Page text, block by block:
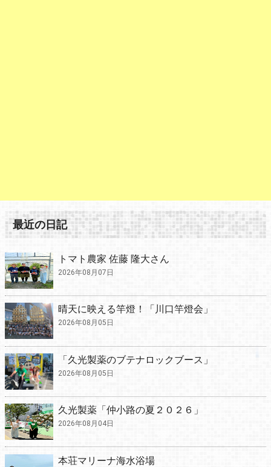
最近の日記
トマト農家 佐藤 隆大さん
2026年08月07日
晴天に映える竿燈！「川口竿燈会」
2026年08月05日
「久光製薬のブテナロックブース」
2026年08月05日
久光製薬「仲小路の夏２０２６」
2026年08月04日
本荘マリーナ海水浴場